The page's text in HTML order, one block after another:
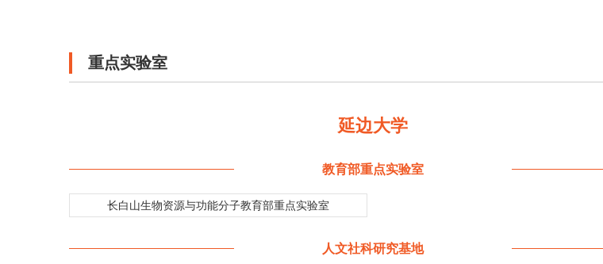
重点实验室
延边大学
教育部重点实验室
长白山生物资源与功能分子教育部重点实验室
人文社科研究基地